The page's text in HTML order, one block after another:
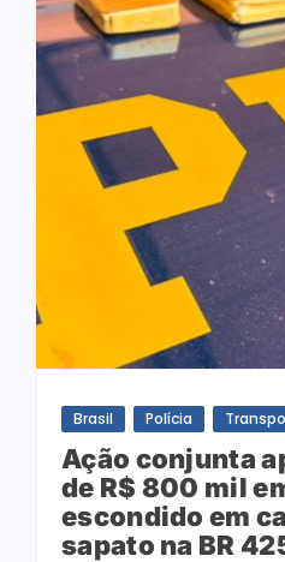
Brasil Polícia
Ação conjunta
de R$ 800 mil
escondido em
sapato na BR